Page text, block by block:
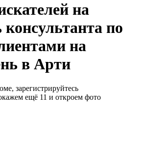
на
по
на
в Арти
зарегистрируйтесь
ещё 11 и откроем фото